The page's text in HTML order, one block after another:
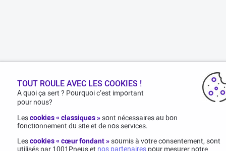
TOUT ROULE AVEC LES COOKIES !
A quoi ça sert ? Pourquoi c’est important
pour nous?
Lescookies « classiques »sont nécessaires au bon
fonctionnement du site et de nos services.
Lescookies « cœur fondant » soumis à votre consentement, sont
utilisés par 1001Pneus et nos partenaires pour mesurer notre